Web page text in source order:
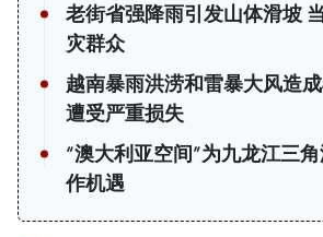
老街省强降雨引发山体滑坡
灾群众
越南暴雨洪涝和雷暴大风造
遭受严重损失
“澳大利亚空间”为九龙江三
作机遇